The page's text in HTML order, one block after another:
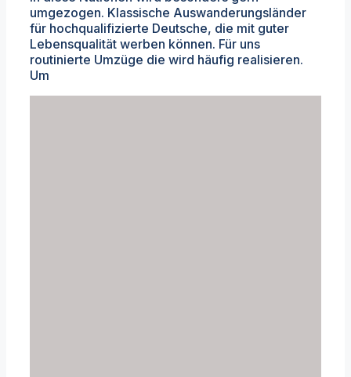
umgezogen. Klassische Auswanderungsländer
für hochqualifizierte Deutsche, die mit guter
Lebensqualität werben können. Für uns
routinierte Umzüge die wird häufig realisieren.
Um